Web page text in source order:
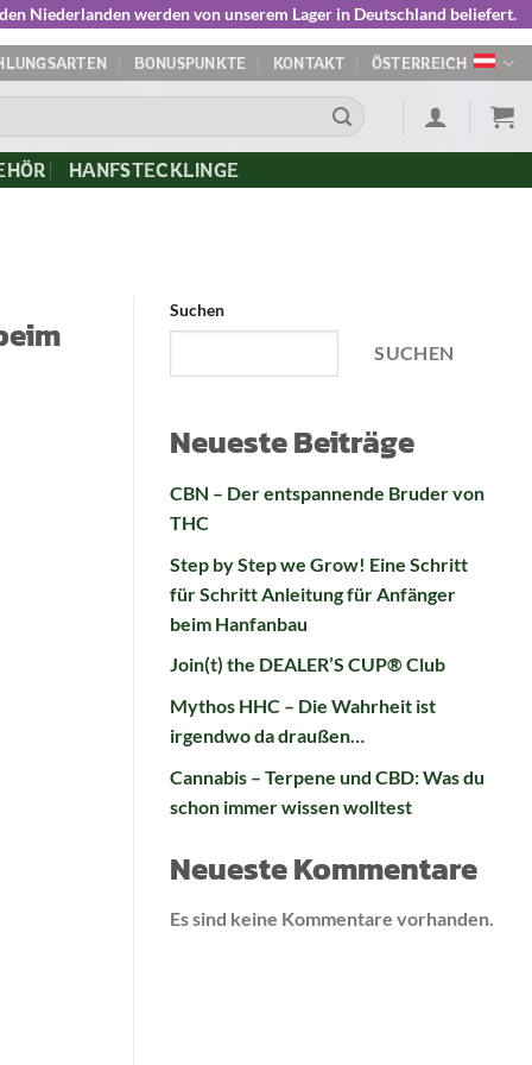
Niederlanden werden von unserem Lager in Deutschland beliefert.
BONUSPUNKTE KONTAKT ÖSTERREICH
HANFSTECKLINGE
Suchen
SUCHEN
Neueste Beiträge
CBN – Der entspannende Bruder von
THC
Step by Step we Grow! Eine Schritt
für Schritt Anleitung für Anfänger
beim Hanfanbau
Join(t) the DEALER’S CUP® Club
Mythos HHC – Die Wahrheit ist
irgendwo da draußen…
Cannabis – Terpene und CBD: Was du
schon immer wissen wolltest
Neueste Kommentare
Es sind keine Kommentare vorhanden.